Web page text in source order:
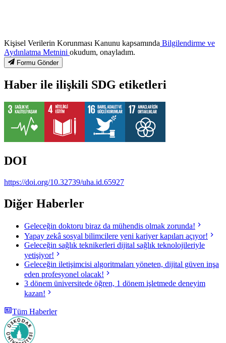
Kişisel Verilerin Korunması Kanunu kapsamında Bilgilendirme ve
Aydınlatma Metnini okudum, onayladım.
Formu Gönder
Haber ile ilişkili SDG etiketleri
DOI
https://doi.org/10.32739/uha.id.65927
Diğer Haberler
Geleceğin doktoru biraz da mühendis olmak zorunda!
Yapay zekâ sosyal bilimcilere yeni kariyer kapıları açıyor!
Geleceğin sağlık teknikerleri dijital sağlık teknolojileriyle
yetişiyor!
Geleceğin iletişimcisi algoritmaları yöneten, dijital güven inşa
eden profesyonel olacak!
3 dönem üniversitede öğren, 1 dönem işletmede deneyim
kazan!
Tüm Haberler